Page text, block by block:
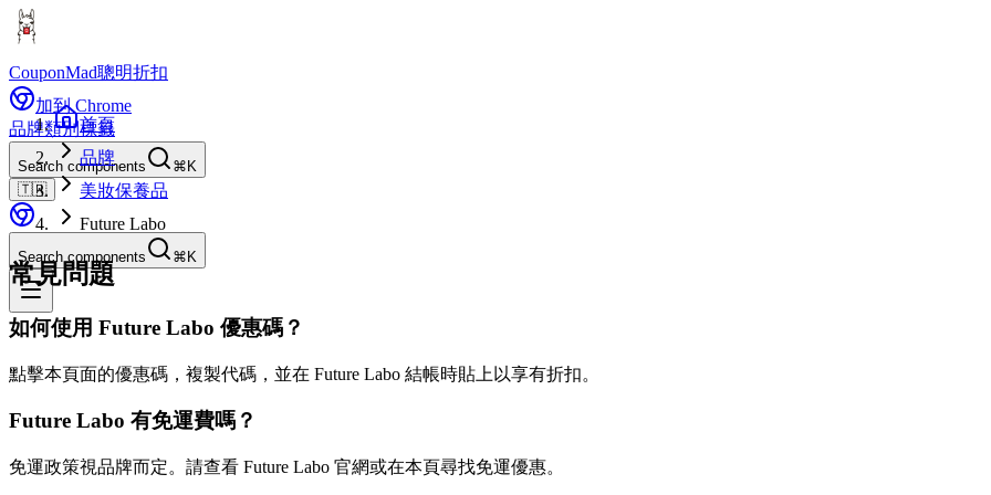
CouponMad聰明折扣
加到 Chrome
品牌類別標籤
Search components
⌘K
🇹🇼
Search components ⌘K
首頁
品牌
美妝保養品
Future Labo
常見問題
如何使用 Future Labo 優惠碼？
點擊本頁面的優惠碼，複製代碼，並在 Future Labo 結帳時貼上以享有折扣。
Future Labo 有免運費嗎？
免運政策視品牌而定。請查看 Future Labo 官網或在本頁尋找免運優惠。